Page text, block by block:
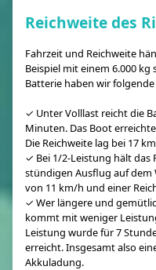
Reichweite des
Fahrzeit und Reichweite
Beispiel mit einem 6.000
Batterie haben wir
✓ Unter Volllast reicht die
Minuten. Das Boot
Die Reichweite lag bei 17
✓ Bei 1/2-Leistung hält das
stündigen Ausflug auf dem
von 11 km/h und einer
✓ Wer längere und
kommt mit weniger
Leistung wurde für 7
erreicht. Insgesamt also
Akkuladung.